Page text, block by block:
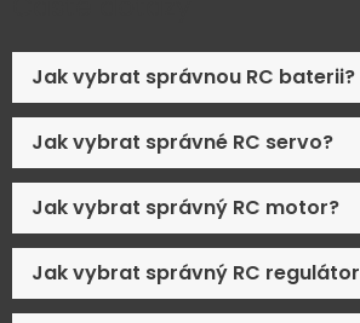
Jak vybrat správnou RC baterii?
Jak vybrat správné RC servo?
Jak vybrat správný RC motor?
Jak vybrat správný RC regulátor